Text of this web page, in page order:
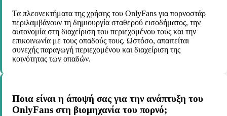
Τα πλεονεκτήματα της χρήσης του OnlyFans για πορνοστάρ
περιλαμβάνουν τη δημιουργία σταθερού εισοδήματος, την
αυτονομία στη διαχείριση του περιεχομένου τους και την
επικοινωνία με τους οπαδούς τους. Ωστόσο, απαιτείται
συνεχής παραγωγή περιεχομένου και διαχείριση της
κοινότητας των οπαδών.
Ποια είναι η άποψή σας για την ανάπτυξη του
OnlyFans στη βιομηχανία του πορνό;